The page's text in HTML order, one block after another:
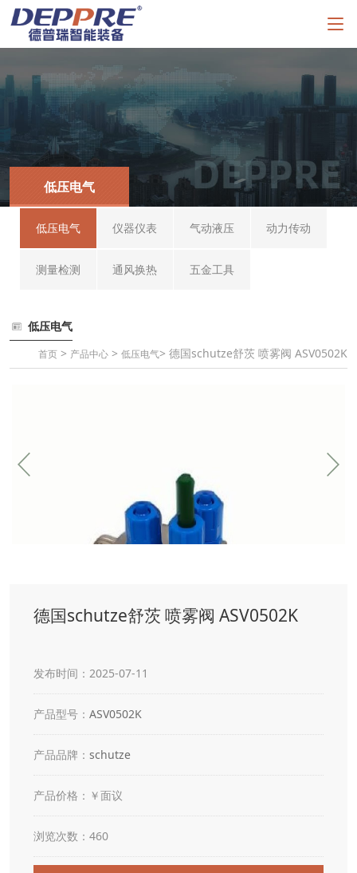
低压电气
低压电气 仪器仪表 气动液压 动力传动
测量检测 通风换热 五金工具
低压电气
首页 > 产品中心 > 低压电气> 德国schutze舒茨 喷雾阀 ASV0502K
德国schutze舒茨 喷雾阀 ASV0502K
发布时间：2025-07-11
产品型号： ASV0502K
产品品牌： schutze
产品价格：￥面议
浏览次数：460